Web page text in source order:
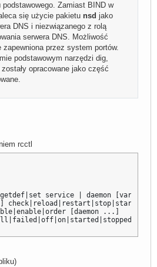
Zamiast BIND w
się użycie pakietu nsd jako
DNS i niezwiązanego z rolą
serwera DNS. Możliwość
przez system portów.
podstawowym narzędzi dig,
opracowane jako część
rcctl
service | daemon [variable
check|reload|restart|stop|start
[daemon ...]